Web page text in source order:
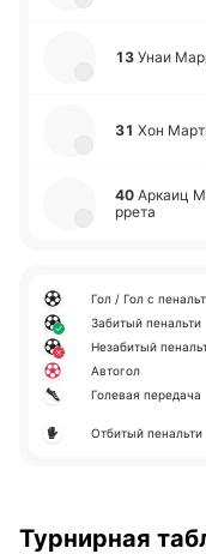
13 Унаи
31 Хон
40 Аркаиц
рре­та
Гол / Гол с
Забитый пенальти
Незабитый
Автогол
Голевая передача
Отбитый пенальти
Турнирная